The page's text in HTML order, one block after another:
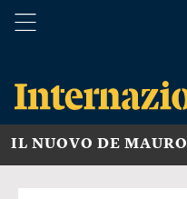
IL NUOVO DE MAURO